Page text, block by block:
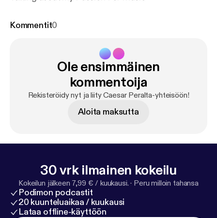
Kommentit0
Ole ensimmäinen
kommentoija
Rekisteröidy nyt ja liity Caesar Peralta-yhteisöön!
Aloita maksutta
30 vrk ilmainen kokeilu
Kokeilun jälkeen 7,99 € / kuukausi. · Peru milloin tahansa
Podimon podcastit
20 kuunteluaikaa / kuukausi
Lataa offline-käyttöön